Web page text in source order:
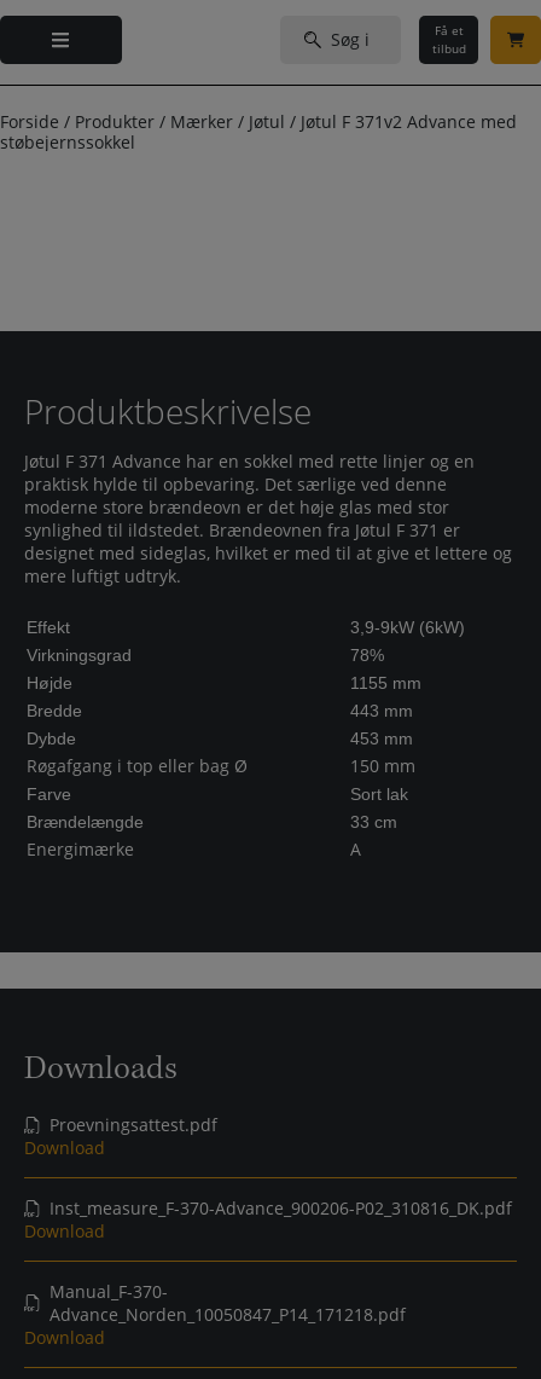
Hop
indholdet
efter:
Få et
tilbud
Forside / Produkter / Mærker / Jøtul / Jøtul F 371v2 Advance med
støbejernssokkel
Produktbeskrivelse
Jøtul F 371 Advance har en sokkel med rette linjer og en
praktisk hylde til opbevaring. Det særlige ved denne
moderne store brændeovn er det høje glas med stor
synlighed til ildstedet. Brændeovnen fra Jøtul F 371 er
designet med sideglas, hvilket er med til at give et lettere og
mere luftigt udtryk.
Effekt
3,9-9kW (6kW)
Virkningsgrad
78%
Højde
1155 mm
Bredde
443 mm
Dybde
453 mm
Røgafgang i top eller bag Ø 150 mm
Farve
Sort lak
Brændelængde
33 cm
Energimærke A
Downloads
Proevningsattest.pdf
Download
Inst_measure_F-370-Advance_900206-P02_310816_DK.pdf
Download
Manual_F-370-
Advance_Norden_10050847_P14_171218.pdf
Download